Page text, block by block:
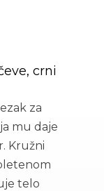
crni
za
mu daje
Kružni
telo